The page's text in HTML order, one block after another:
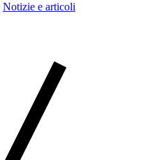
Notizie e articoli